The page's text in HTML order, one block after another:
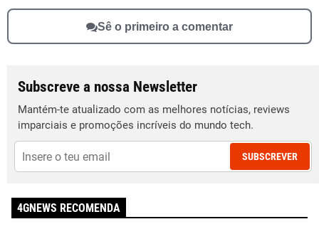
Sê o primeiro a comentar
Subscreve a nossa Newsletter
Mantém-te atualizado com as melhores notícias, reviews
imparciais e promoções incríveis do mundo tech.
SUBSCREVER
4GNEWS RECOMENDA